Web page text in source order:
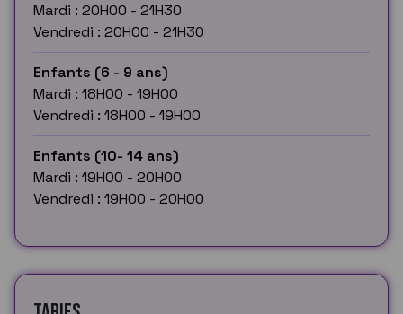
Mardi : 20H00 - 21H30
Vendredi : 20H00 - 21H30
Enfants (6 - 9 ans)
Mardi : 18H00 - 19H00
Vendredi : 18H00 - 19H00
Enfants (10- 14 ans)
Mardi : 19H00 - 20H00
Vendredi : 19H00 - 20H00